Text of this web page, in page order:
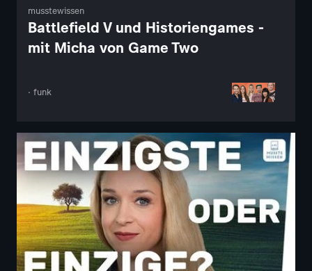
musstewissen
Battlefield V und Historiengames -
mit Micha von Game Two
· funk